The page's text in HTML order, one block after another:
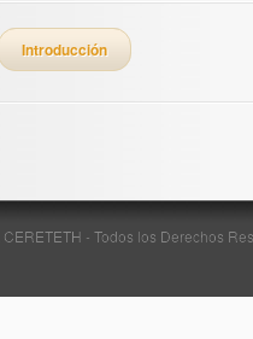
Introducción
CERETETH - Todos los Derechos